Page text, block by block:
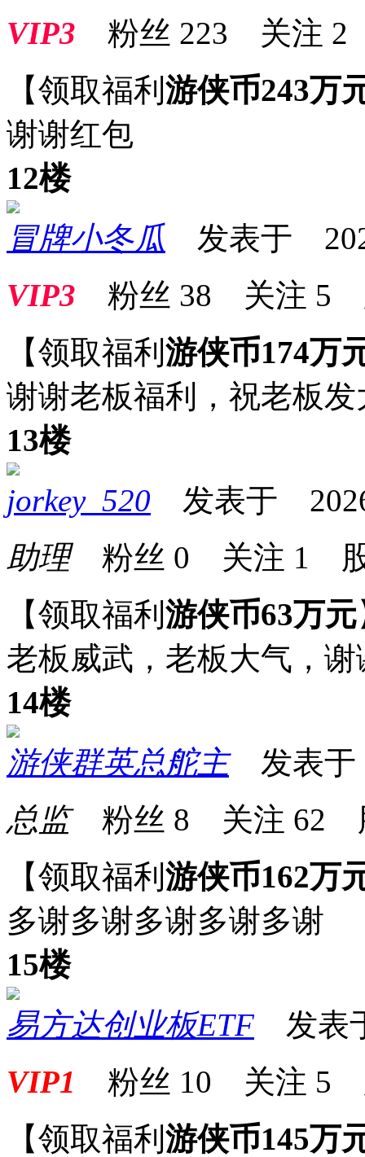
VIP3 粉丝 223 关注 2
【领取福利 游侠币243万
谢谢红包
12楼
冒牌小冬瓜 发表于
VIP3 粉丝 38 关注 5
【领取福利 游侠币174万
谢谢老板福利，祝老板发
13楼
jorkey_520 发表于
助理粉丝 0 关注 1
【领取福利 游侠币63万元
老板威武，老板大气，谢
14楼
游侠群英总舵主发表于
总监粉丝 8 关注 62
【领取福利 游侠币162万
多谢多谢多谢多谢多谢
15楼
易方达创业板ETF 发表
VIP1 粉丝 10 关注 5
【领取福利 游侠币145万